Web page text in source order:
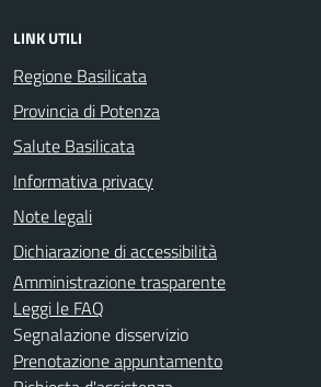
LINK UTILI
Regione Basilicata
Provincia di Potenza
Salute Basilicata
Informativa privacy
Note legali
Dichiarazione di accessibilità
Amministrazione trasparente
Leggi le FAQ
Segnalazione disservizio
Prenotazione appuntamento